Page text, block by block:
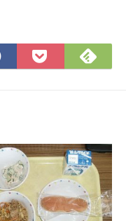
Facebook
で
Pocket
に
で